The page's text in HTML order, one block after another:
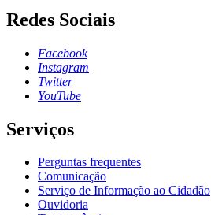
Redes Sociais
Facebook
Instagram
Twitter
YouTube
Serviços
Perguntas frequentes
Comunicação
Serviço de Informação ao Cidadão
Ouvidoria